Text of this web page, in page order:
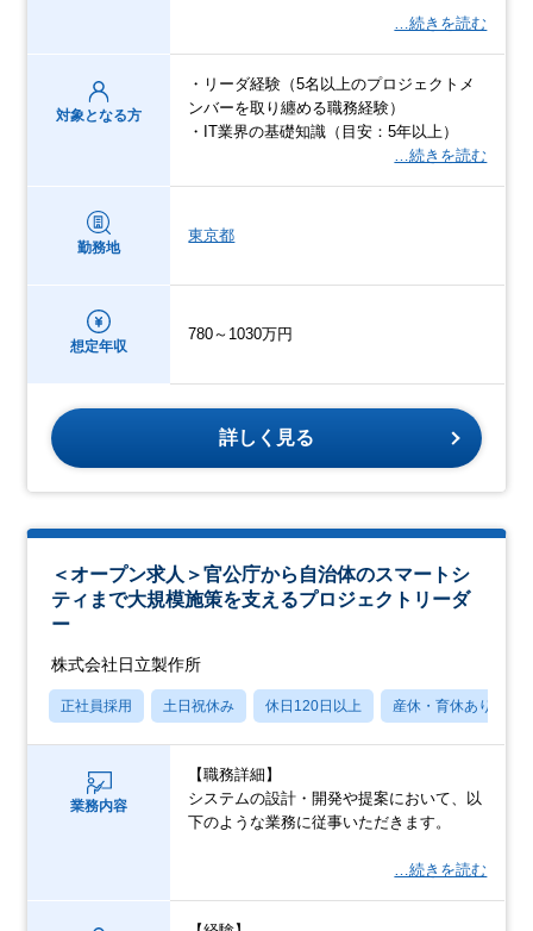
…続きを読む
対象となる方
・リーダ経験（5名以上のプロジェクトメ
ンバーを取り纏める職務経験）
・IT業界の基礎知識（目安：5年以上）
…続きを読む
勤務地
東京都
想定年収
780～1030万円
詳しく見る
＜オープン求人＞官公庁から自治体のスマートシ
ティまで大規模施策を支えるプロジェクトリーダ
ー
株式会社日立製作所
正社員採用 土日祝休み 休日120日以上 産休・育休あり
業務内容
【職務詳細】
システムの設計・開発や提案において、以
下のような業務に従事いただきます。
…続きを読む